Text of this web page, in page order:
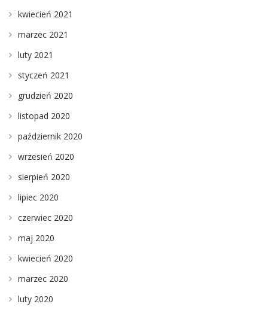
kwiecień 2021
marzec 2021
luty 2021
styczeń 2021
grudzień 2020
listopad 2020
październik 2020
wrzesień 2020
sierpień 2020
lipiec 2020
czerwiec 2020
maj 2020
kwiecień 2020
marzec 2020
luty 2020